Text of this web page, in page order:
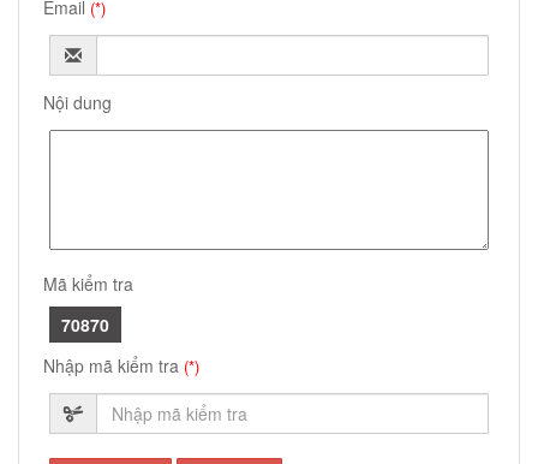
Email (*)
Nội dung
Mã kiểm tra
70870
Nhập mã kiểm tra (*)